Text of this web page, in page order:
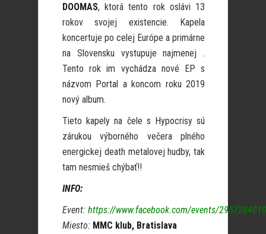
DOOMAS, ktorá tento rok oslávi 13
rokov svojej existencie. Kapela
koncertuje po celej Európe a primárne
na Slovensku vystupuje najmenej .
Tento rok im vychádza nové EP s
názvom Portal a koncom roku 2019
nový album.
Tieto kapely na čele s Hypocrisy sú
zárukou výborného večera plného
energickej death metalovej hudby, tak
tam nesmieš chýbať!!
INFO:
Event: https://www.facebook.com/events/
Miesto: MMC klub, Bratislava